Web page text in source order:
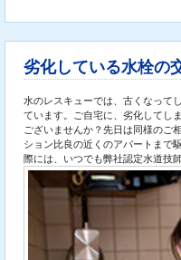
劣化している水栓の
水のレスキューでは、古くなって
ています。ご自宅に、劣化してし
ございませんか？先日は同様のご
ション比良の近くのアパートまで
際には、いつでも弊社認定水道技